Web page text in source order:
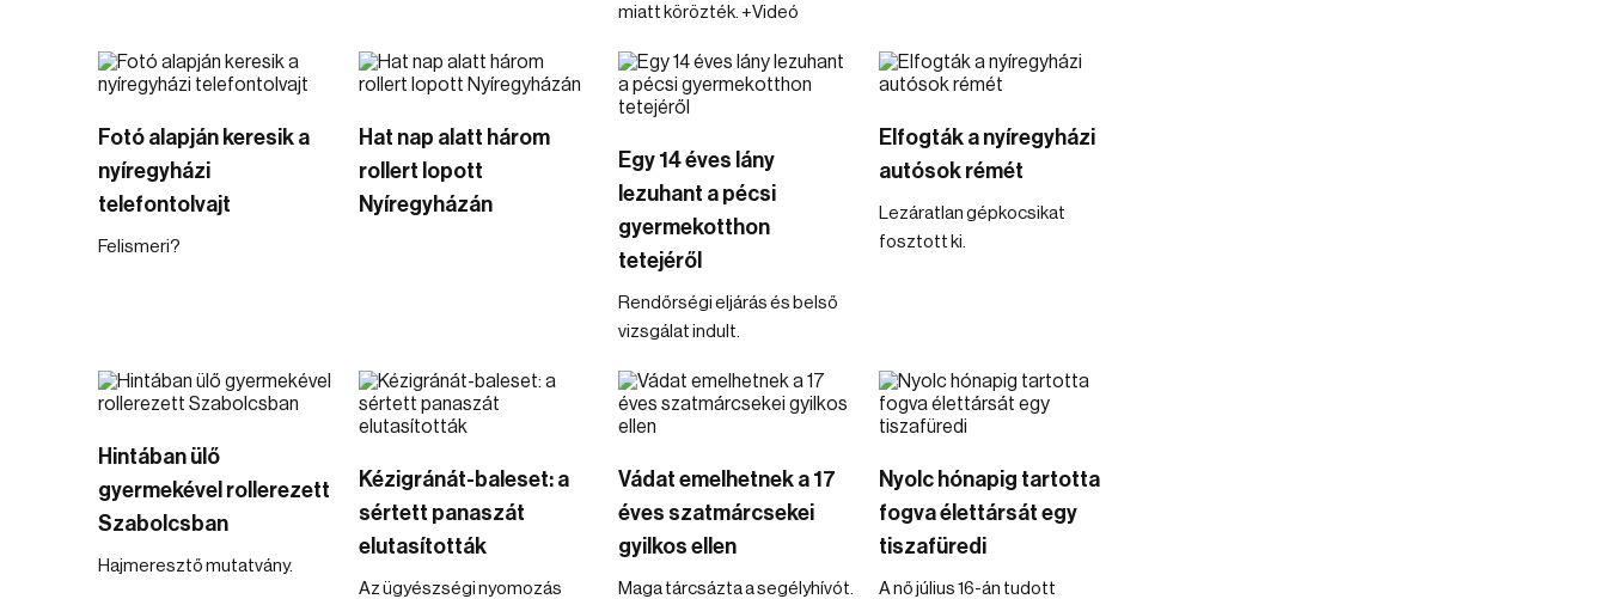
miatt körözték. +Videó
Fotó alapján keresik a
nyíregyházi
telefontolvajt
Felismeri?
Hat nap alatt három
rollert lopott
Nyíregyházán
Egy 14 éves lány
lezuhant a pécsi
gyermekotthon
tetejéről
Rendőrségi eljárás és belső
vizsgálat indult.
Elfogták a nyíregyházi
autósok rémét
Lezáratlan gépkocsikat
fosztott ki.
Hintában ülő
gyermekével rollerezett
Szabolcsban
Hajmeresztő mutatvány.
Kézigránát-baleset: a
sértett panaszát
elutasították
Az ügyészségi nyomozás
Vádat emelhetnek a 17
éves szatmárcsekei
gyilkos ellen
Maga tárcsázta a segélyhívót.
Nyolc hónapig tartotta
fogva élettársát egy
tiszafüredi
A nő július 16-án tudott